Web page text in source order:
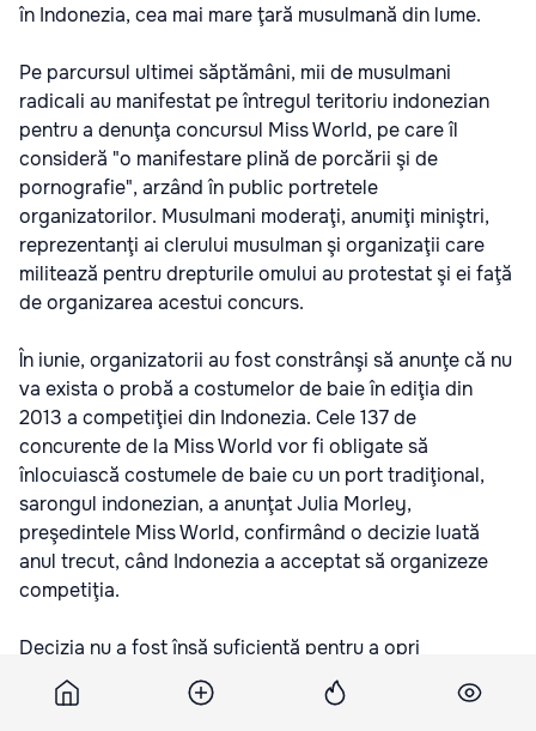
în Indonezia, cea mai mare ţară musulmană din lume.
Pe parcursul ultimei săptămâni, mii de musulmani
radicali au manifestat pe întregul teritoriu indonezian
pentru a denunţa concursul Miss World, pe care îl
consideră "o manifestare plină de porcării şi de
pornografie", arzând în public portretele
organizatorilor. Musulmani moderaţi, anumiţi miniştri,
reprezentanţi ai clerului musulman şi organizaţii care
militează pentru drepturile omului au protestat şi ei faţă
de organizarea acestui concurs.
În iunie, organizatorii au fost constrânşi să anunţe că nu
va exista o probă a costumelor de baie în ediţia din
2013 a competiţiei din Indonezia. Cele 137 de
concurente de la Miss World vor fi obligate să
înlocuiască costumele de baie cu un port tradiţional,
sarongul indonezian, a anunţat Julia Morley,
preşedintele Miss World, confirmând o decizie luată
anul trecut, când Indonezia a acceptat să organizeze
competiţia.
Decizia nu a fost însă suficientă pentru a opri
protestele, iar, sâmbătă, guvernul indonezian a cedat în
faţa presiunilor şi a hotărât să deplaseze finala